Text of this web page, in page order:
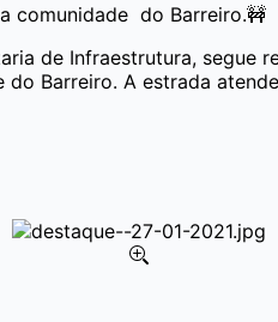
comunidade do Barreiro.🚧
de Infraestrutura, segue
Barreiro. A estrada